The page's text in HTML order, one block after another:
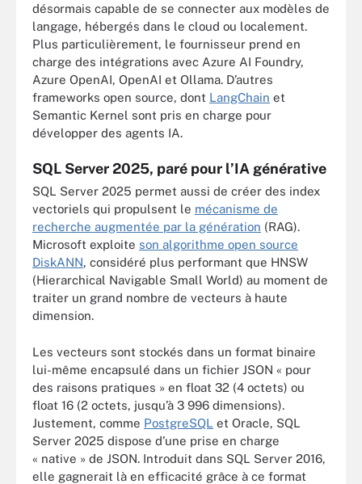
désormais capable de se connecter aux modèles de
langage, hébergés dans le cloud ou localement.
Plus particulièrement, le fournisseur prend en
charge des intégrations avec Azure AI Foundry,
Azure OpenAI, OpenAI et Ollama. D’autres
frameworks open source, dont LangChain et
Semantic Kernel sont pris en charge pour
développer des agents IA.
SQL Server 2025, paré pour l’IA générative
SQL Server 2025 permet aussi de créer des index
vectoriels qui propulsent le mécanisme de
recherche augmentée par la génération (RAG).
Microsoft exploite son algorithme open source
DiskANN, considéré plus performant que HNSW
(Hierarchical Navigable Small World) au moment de
traiter un grand nombre de vecteurs à haute
dimension.
Les vecteurs sont stockés dans un format binaire
lui-même encapsulé dans un fichier JSON « pour
des raisons pratiques » en float 32 (4 octets) ou
float 16 (2 octets, jusqu’à 3 996 dimensions).
Justement, comme PostgreSQL et Oracle, SQL
Server 2025 dispose d’une prise en charge
« native » de JSON. Introduit dans SQL Server 2016,
elle gagnerait là en efficacité grâce à ce format